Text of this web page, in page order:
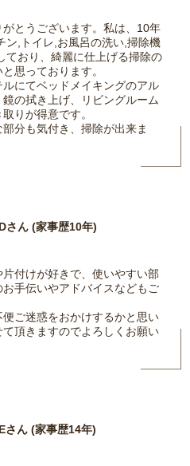
とうございます。私は、10年
ン,トイレ,お風呂の洗い,掃除機
ており、綺麗に仕上げる掃除の
思っております。
にてベッドメイキングのアル
の拭き上げ、リビングルーム
りが得意です。
分も気付き、掃除が出来ま
さん (家事歴10年)
付けが好きで、使いやすい部
手伝いやアドバイスなどもご
ご迷惑をおかけするかと思い
頂きますのでよろしくお願い
さん (家事歴14年)